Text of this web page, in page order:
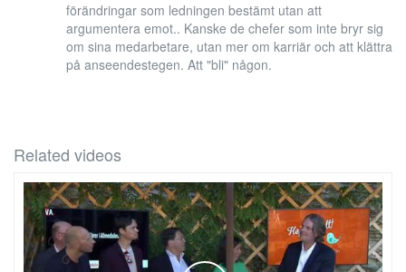
förändringar som ledningen bestämt utan att
argumentera emot.. Kanske de chefer som inte bryr sig
om sina medarbetare, utan mer om karriär och att klättra
på anseendestegen. Att "bli" någon.
Related videos